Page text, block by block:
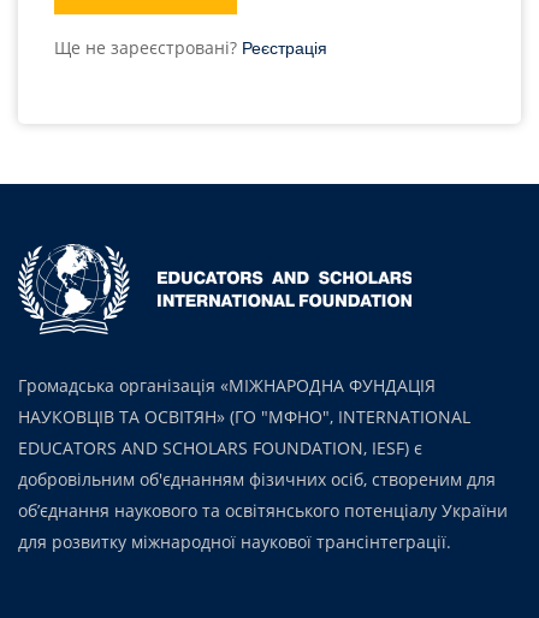
Ще не зареєстровані? Реєстрація
Громадська організація «МІЖНАРОДНА ФУНДАЦІЯ
НАУКОВЦІВ ТА ОСВІТЯН» (ГО "МФНО", INTERNATIONAL
EDUCATORS AND SCHOLARS FOUNDATION, IESF) є
добровільним об'єднанням фізичних осіб, створеним для
об’єднання наукового та освітянського потенціалу України
для розвитку міжнародної наукової трансінтеграції.